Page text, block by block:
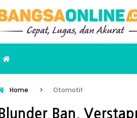
Home Otomotif
Blunder Ban,